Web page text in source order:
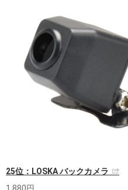
25位：LOSKA バックカメラ